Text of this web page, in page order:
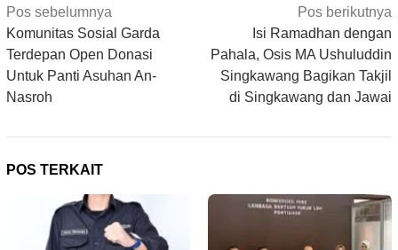
Navigasi
pos
Pos sebelumnya
Komunitas Sosial Garda
Terdepan Open Donasi
Untuk Panti Asuhan An-
Nasroh
Pos berikutnya
Isi Ramadhan dengan
Pahala, Osis MA Ushuluddin
Singkawang Bagikan Takjil
di Singkawang dan Jawai
POS TERKAIT